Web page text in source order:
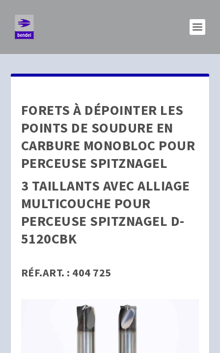
FORETS À DÉPOINTER LES
POINTS DE SOUDURE EN
CARBURE MONOBLOC POUR
PERCEUSE SPITZNAGEL
3 TAILLANTS AVEC ALLIAGE
MULTICOUCHE POUR
PERCEUSE SPITZNAGEL D-
5120CBK
RÉF.ART. : 404 725